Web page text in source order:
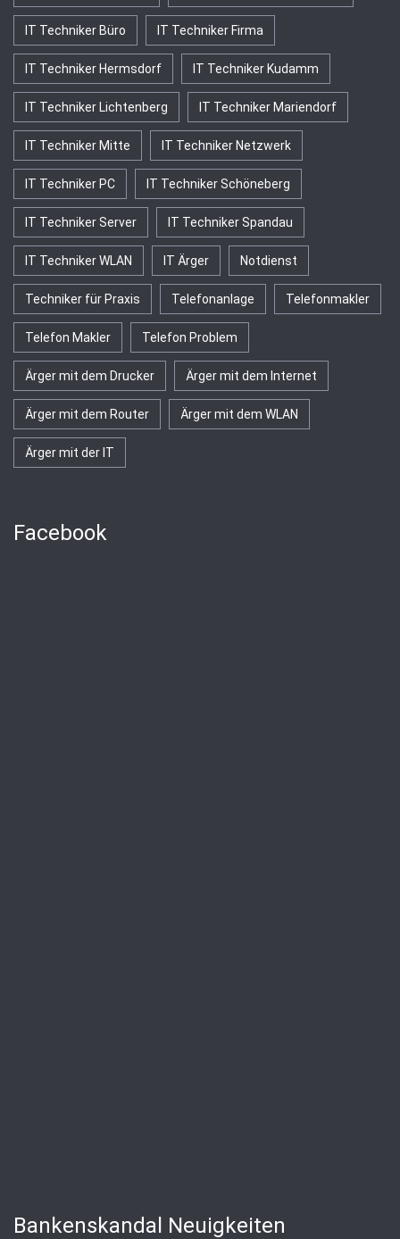
IT Techniker Büro IT Techniker Firma
IT Techniker Hermsdorf IT Techniker Kudamm
IT Techniker Lichtenberg IT Techniker Mariendorf
IT Techniker Mitte IT Techniker Netzwerk
IT Techniker PC IT Techniker Schöneberg
IT Techniker Server IT Techniker Spandau
IT Techniker WLAN IT Ärger Notdienst
Techniker für Praxis Telefonanlage Telefonmakler
Telefon Makler Telefon Problem
Ärger mit dem Drucker Ärger mit dem Internet
Ärger mit dem Router Ärger mit dem WLAN
Ärger mit der IT
Facebook
Bankenskandal Neuigkeiten